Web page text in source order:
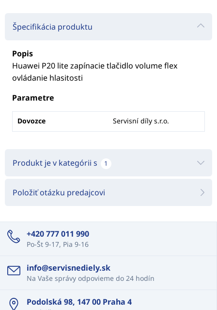
Špecifikácia produktu
Popis
Huawei P20 lite zapínacie tlačidlo volume flex
ovládanie hlasitosti
Parametre
Dovozce Servisní díly s.r.o.
Produkt je v kategórii s 1
Položiť otázku predajcovi
+420 777 011 990
Po-Št 9-17, Pia 9-16
info@servisnediely.sk
Na Vaše správy odpovieme do 24 hodín
Podolská 98, 147 00 Praha 4